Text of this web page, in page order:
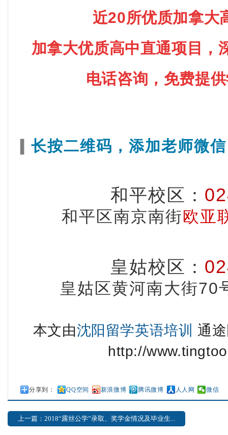
近20所优质加拿大
加拿大优质高中直通项目，
电话咨询，免费提
长按二维码，添加老师微信
和平校区 ：
和平区南京南街欧亚
皇姑校区 ：
皇姑区黄河南大街70
本文由沈阳留学英语培训 通
http://
分享到： QQ空间 新浪微博 腾讯微博 人人网 微信
上一篇：2018“露丝公学”录取、奖学金情况及毕业生...